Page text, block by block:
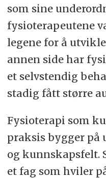
som sine
fysioterapeutene
legene for å
annen side har
et selvstendig
stadig fått større
Fysioterapi som
praksis bygger
og kunnskapsfelt.
et fag som hviler